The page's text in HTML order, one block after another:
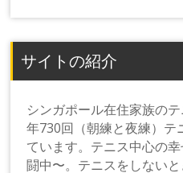
サイトの紹介
シンガポール在住家族の
年730回（朝練と夜練）テ
ています。テニス中心の
闘中〜。テニスをしない